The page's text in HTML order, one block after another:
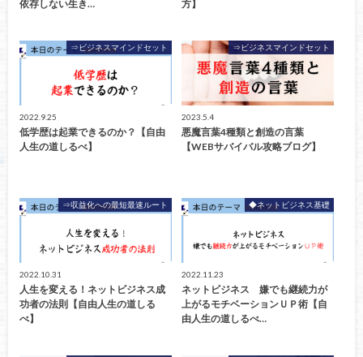
依存しない生き…
方】
⇒ビジネスマインドセット
2022.9.25
低学歴は起業できるのか？【自由
人生の道しるべ】
⇒ビジネスマインドセット
2023.5.4
悪魔言葉4種類と創造の言葉
【WEBサバイバル攻略ブログ】
⇒収益化への最短最速ルート
2022.10.31
人生を変える！ネットビジネス成
功者の法則【自由人生の道しる
べ】
◆ネットビジネス基礎
2022.11.23
ネットビジネス 嫌でも継続力が
上がるモチベーションＵＰ術【自
由人生の道しるべ…